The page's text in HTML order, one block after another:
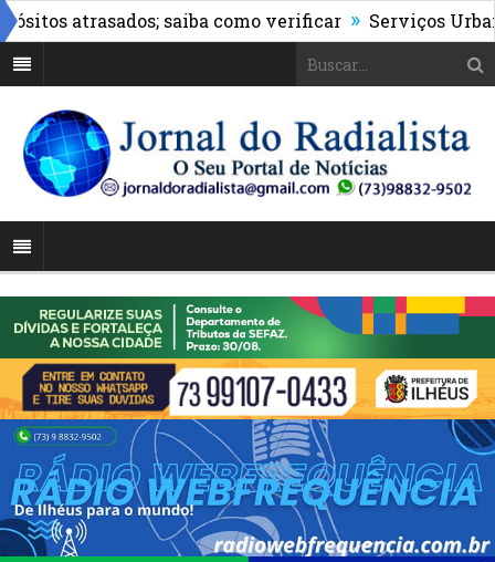
atrasados; saiba como verificar » Serviços Urbanos